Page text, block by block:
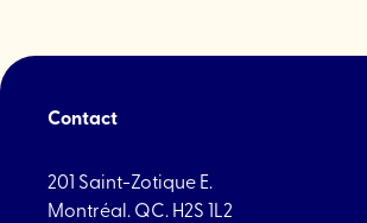
Contact
201 Saint-Zotique E.
Montréal. QC. H2S 1L2